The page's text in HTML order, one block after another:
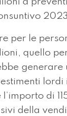
per le
quello
generare
lordi
di
della